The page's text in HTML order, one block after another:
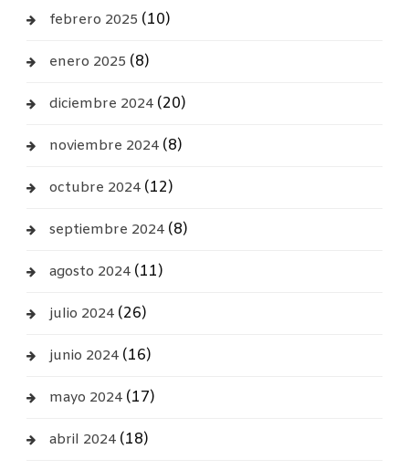
febrero 2025 (10)
enero 2025 (8)
diciembre 2024(20)
noviembre 2024(8)
octubre 2024(12)
septiembre 2024(8)
agosto 2024(11)
julio 2024(26)
junio 2024(16)
mayo 2024(17)
abril 2024(18)